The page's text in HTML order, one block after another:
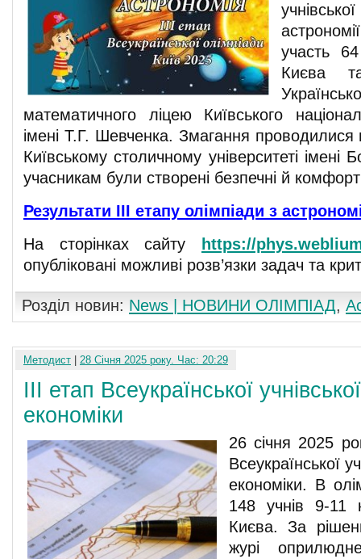
участь
Києва
математичного ліцею Київського
імені Т.Г. Шевченка. Змагання
Київському столичному університеті імені
учасникам були створені безпечні й
Результати ІІІ етапу олімпіади з
На сторінках сайту
https://
опубліковані можливі розв’язки задач та
Розділ новин: News | НОВИНИ ОЛІМПІАД,
Методист 28 Січня 2025 року. Час: 20:29
ІІІ етап Всеукраїнської
економіки
26 січня 2025
Всеукраїнської
економіки. В
148 учнів 9-11
Києва. За
журі